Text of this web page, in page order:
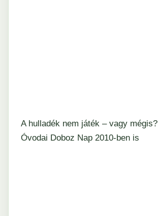
A hulladék nem játék – vagy mégis?
Óvodai Doboz Nap 2010-ben is